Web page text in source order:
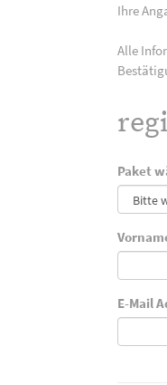
Ihre
Alle
Paket
E-Mail